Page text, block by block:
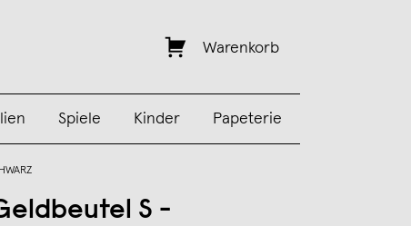
Warenkorb
Spiele Kinder Papeterie
S -